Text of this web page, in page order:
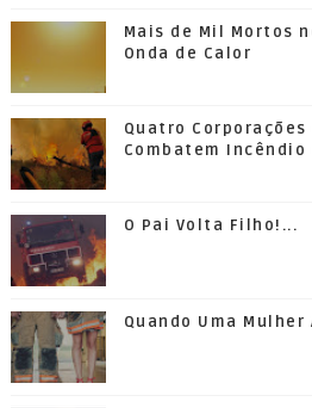
Mais de Mil Mortos
Onda de Calor
Quatro
Combatem Incêndio
O Pai Volta Filho!...
Quando Uma Mulher